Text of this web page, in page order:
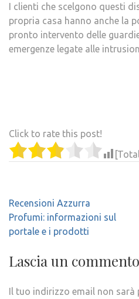
I clienti che scelgono questi
propria casa hanno anche la
pronto intervento delle
emergenze legate alle
Click to rate this post!
Navigazione
articoli
Recensioni Azzurra
Profumi: informazioni sul
portale e i prodotti
Lascia un commento
Il tuo indirizzo email non sarà